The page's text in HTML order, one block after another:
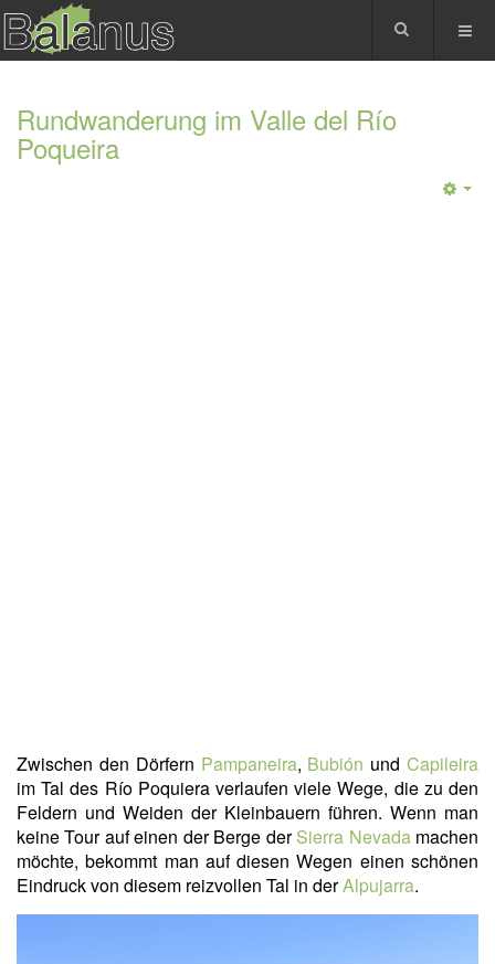
Rundwanderung im Valle del Río
Poqueira
Zwischen den Dörfern Pampaneira, Bubión undCapileira
im Tal des Río Poquiera verlaufen viele Wege, die zu den
Feldern und Weiden der Kleinbauern führen. Wenn man
keine Tour auf einen der Berge derSierra Nevadamachen
möchte, bekommt man auf diesen Wegen einen schönen
Eindruck von diesem reizvollen Tal in derAlpujarra.